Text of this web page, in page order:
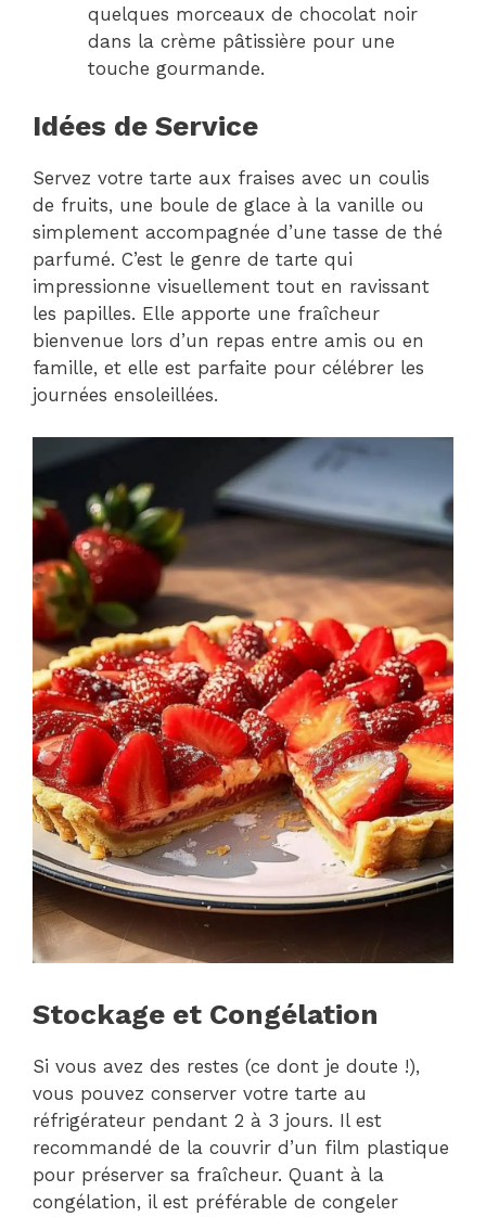
quelques morceaux de chocolat noir
dans la crème pâtissière pour une
touche gourmande.
Idées de Service
Servez votre tarte aux fraises avec un coulis
de fruits, une boule de glace à la vanille ou
simplement accompagnée d’une tasse de thé
parfumé. C’est le genre de tarte qui
impressionne visuellement tout en ravissant
les papilles. Elle apporte une fraîcheur
bienvenue lors d’un repas entre amis ou en
famille, et elle est parfaite pour célébrer les
journées ensoleillées.
Stockage et Congélation
Si vous avez des restes (ce dont je doute !),
vous pouvez conserver votre tarte au
réfrigérateur pendant 2 à 3 jours. Il est
recommandé de la couvrir d’un film plastique
pour préserver sa fraîcheur. Quant à la
congélation, il est préférable de congeler